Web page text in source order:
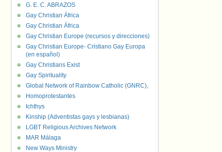
G. E. C. ABRAZOS
Gay Christian África
Gay Christian África
Gay Christian Europe (recursos y direcciones)
Gay Christian Europe- Cristiano Gay Europa
(en español)
Gay Christians Exist
Gay Spirituality
Global Network of Rainbow Catholic (GNRC),
Homoprotestantes
Ichthys
Kinship (Adventistas gays y lesbianas)
LGBT Religious Archives Network
MAR Málaga
New Ways Ministry